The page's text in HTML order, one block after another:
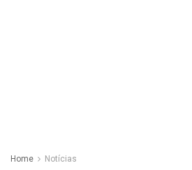
Home Notícias